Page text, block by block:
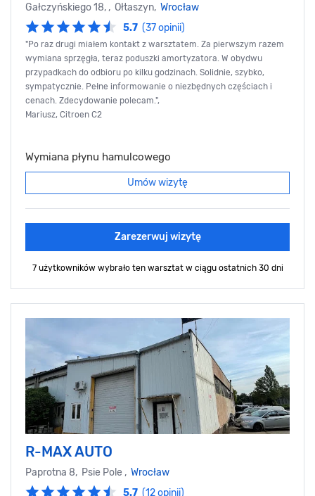
Gałczyńskiego 18, , Ołtaszyn, Wrocław
5.7 (37 opinii)
"Po raz drugi miałem kontakt z warsztatem. Za pierwszym razem
wymiana sprzęgła, teraz poduszki amortyzatora. W obydwu
przypadkach do odbioru po kilku godzinach. Solidnie, szybko,
sympatycznie. Pełne informowanie o niezbędnych częściach i
cenach. Zdecydowanie polecam.",
Mariusz, Citroen C2
Wymiana płynu hamulcowego
Umów wizytę
Zarezerwuj wizytę
7 użytkowników wybrało ten warsztat w ciągu ostatnich 30 dni
R-MAX AUTO
Paprotna 8, Psie Pole , Wrocław
5.7 (12 opinii)